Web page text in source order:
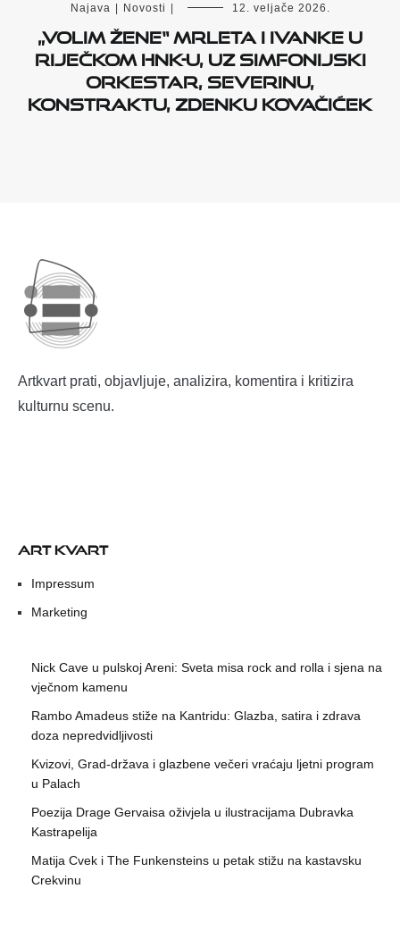
Najava | Novosti | 12. veljače 2026.
„Volim žene“ Mrleta i Ivanke u
riječkom HNK-u, uz simfonijski
orkestar, Severinu,
Konstraktu, Zdenku Kovačićek
Artkvart prati, objavljuje, analizira, komentira i kritizira
kulturnu scenu.
ART KVART
Impressum
Marketing
Nick Cave u pulskoj Areni: Sveta misa rock and rolla i sjena na
vječnom kamenu
Rambo Amadeus stiže na Kantridu: Glazba, satira i zdrava
doza nepredvidljivosti
Kvizovi, Grad-država i glazbene večeri vraćaju ljetni program
u Palach
Poezija Drage Gervaisa oživjela u ilustracijama Dubravka
Kastrapelija
Matija Cvek i The Funkensteins u petak stižu na kastavsku
Crekvinu